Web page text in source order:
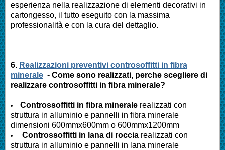
esperienza nella realizzazione di elementi decorativi in
cartongesso, il tutto eseguito con la massima
professionalità e con la cura del dettaglio.
6. Realizzazioni preventivi controsoffitti in fibra
minerale - Come sono realizzati, perche scegliere di
realizzare controsoffitti in fibra minerale?
Controssoffitti in fibra minerale realizzati con
struttura in alluminio e pannelli in fibra minerale
dimensioni 600mmx600mm o 600mmx1200mm
Controssoffitti in lana di roccia realizzati con
struttura in alluminio e pannelli in lana minerale